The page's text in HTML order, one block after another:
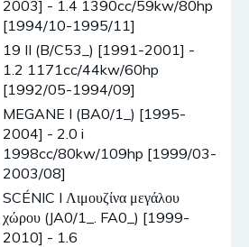
2003] - 1.4 1390cc/59kw/80hp
[1994/10-1995/11]
19 II (B/C53_) [1991-2001] -
1.2 1171cc/44kw/60hp
[1992/05-1994/09]
MEGANE I (BA0/1_) [1995-
2004] - 2.0 i
1998cc/80kw/109hp [1999/03-
2003/08]
SCÉNIC I Λιμουζίνα μεγάλου
χώρου (JA0/1_. FA0_) [1999-
2010] - 1.6